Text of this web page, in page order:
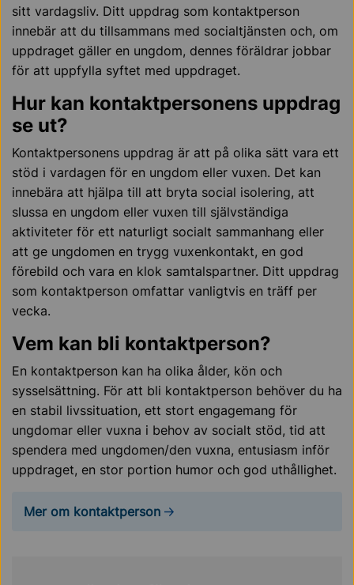
sitt vardagsliv. Ditt uppdrag som kontaktperson
innebär att du tillsammans med socialtjänsten och, om
uppdraget gäller en ungdom, dennes föräldrar jobbar
för att uppfylla syftet med uppdraget.
Hur kan kontaktpersonens uppdrag
se ut?
Kontaktpersonens uppdrag är att på olika sätt vara ett
stöd i vardagen för en ungdom eller vuxen. Det kan
innebära att hjälpa till att bryta social isolering, att
slussa en ungdom eller vuxen till självständiga
aktiviteter för ett naturligt socialt sammanhang eller
att ge ungdomen en trygg vuxenkontakt, en god
förebild och vara en klok samtalspartner. Ditt uppdrag
som kontaktperson omfattar vanligtvis en träff per
vecka.
Vem kan bli kontaktperson?
En kontaktperson kan ha olika ålder, kön och
sysselsättning. För att bli kontaktperson behöver du ha
en stabil livssituation, ett stort engagemang för
ungdomar eller vuxna i behov av socialt stöd, tid att
spendera med ungdomen/den vuxna, entusiasm inför
uppdraget, en stor portion humor och god uthållighet.
Mer om kontaktperson